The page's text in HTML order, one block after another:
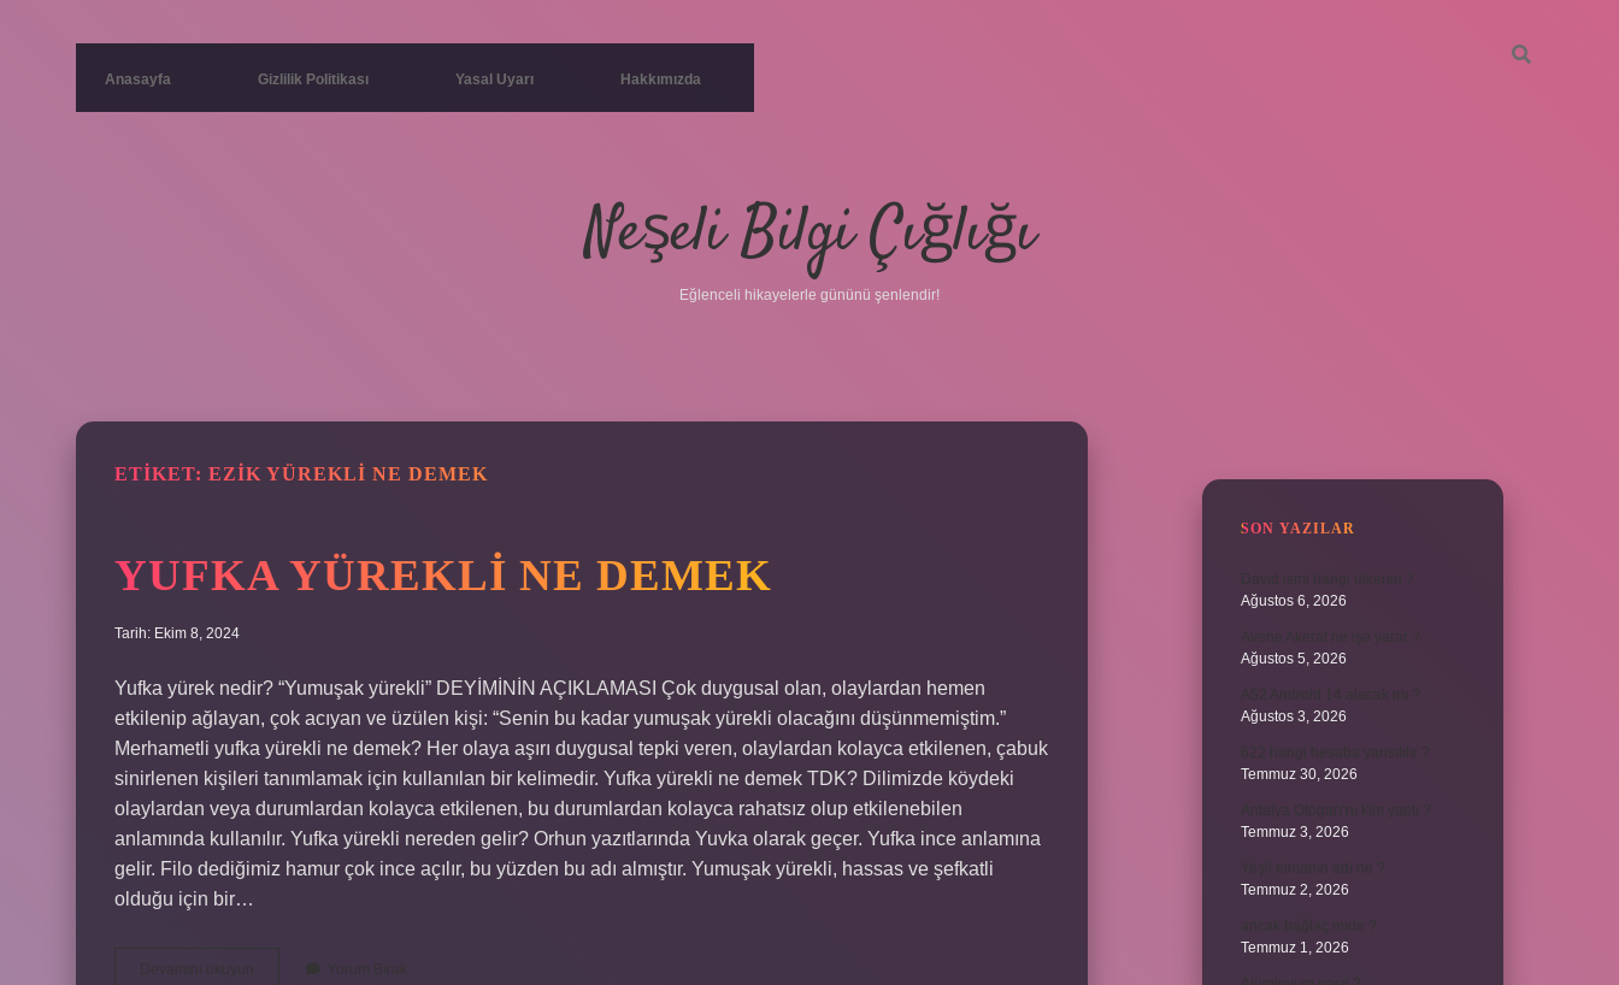
Anasayfa Gizlilik Politikası Yasal Uyarı Hakkımızda
Neşeli Bilgi Çığlığı
Eğlenceli hikayelerle gününü şenlendir!
ETIKET: EZIK YÜREKLI NE DEMEK
YUFKA YÜREKLI NE DEMEK
Tarih: Ekim 8, 2024
Yufka yürek nedir? “Yumuşak yürekli” DEYİMİNİN AÇIKLAMASI Çok duygusal olan, olaylardan hemen
etkilenip ağlayan, çok acıyan ve üzülen kişi: “Senin bu kadar yumuşak yürekli olacağını düşünmemiştim.”
Merhametli yufka yürekli ne demek? Her olaya aşırı duygusal tepki veren, olaylardan kolayca etkilenen, çabuk
sinirlenen kişileri tanımlamak için kullanılan bir kelimedir. Yufka yürekli ne demek TDK? Dilimizde köydeki
olaylardan veya durumlardan kolayca etkilenen, bu durumlardan kolayca rahatsız olup etkilenebilen
anlamında kullanılır. Yufka yürekli nereden gelir? Orhun yazıtlarında Yuvka olarak geçer. Yufka ince anlamına
gelir. Filo dediğimiz hamur çok ince açılır, bu yüzden bu adı almıştır. Yumuşak yürekli, hassas ve şefkatli
olduğu için bir…
SON YAZILAR
Ağustos 6, 2026
Ağustos 5, 2026
Ağustos 3, 2026
Temmuz 30, 2026
Temmuz 3, 2026
Temmuz 2, 2026
Temmuz 1, 2026